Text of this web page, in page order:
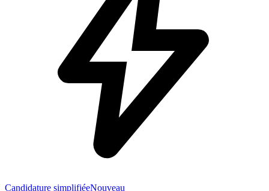
Candidature simplifiéeNouveau